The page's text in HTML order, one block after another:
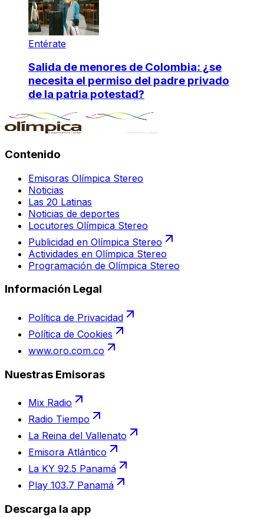
Entérate
Salida de menores de Colombia: ¿se
necesita el permiso del padre privado
de la patria potestad?
Contenido
Emisoras Olímpica Stereo
Noticias
Las 20 Latinas
Noticias de deportes
Locutores Olímpica Stereo
Publicidad en Olímpica Stereo
Actividades en Olímpica Stereo
Programación de Olímpica Stereo
Información Legal
Política de Privacidad
Política de Cookies
www.oro.com.co
Nuestras Emisoras
Mix Radio
Radio Tiempo
La Reina del Vallenato
Emisora Atlántico
La KY 92.5 Panamá
Play 103.7 Panamá
Descarga la app